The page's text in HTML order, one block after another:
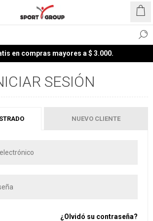
en compras mayores a $ 3.000.
SESIÓN
NUEVO CLIENTE
¿Olvidó su contraseña?